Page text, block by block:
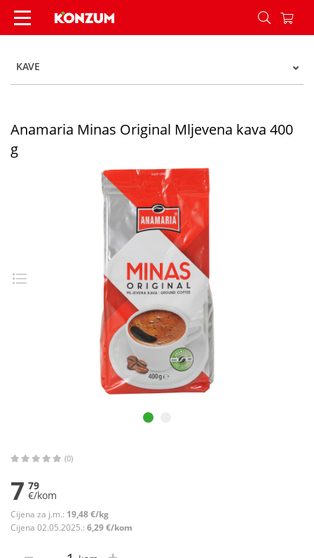
Anamaria Minas Original Mljevena kava 400 g -
KAVE
Anamaria Minas Original Mljevena kava 400
g
(0)
7 79
€/kom
Cijena za j.m.: 19,48 €/kg
Cijena 02.05.2025.: 6,29 €/kom